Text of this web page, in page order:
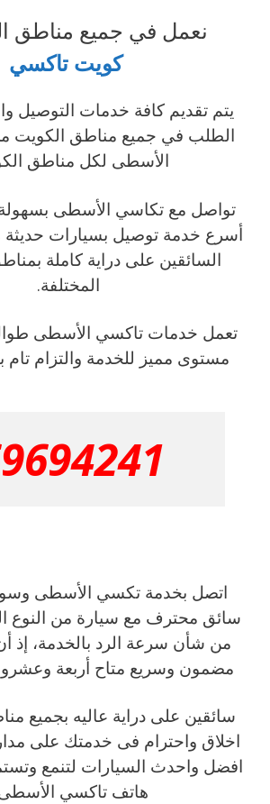
نعمل في جميع مناطق
كويت تاكسي
يتم تقديم كافة خدمات التوصيل
الطلب في جميع مناطق الكويت
الأسطى لكل مناطق
تواصل مع تكاسي الأسطى
أسرع خدمة توصيل بسيارات
السائقين على دراية كاملة
المختلفة.
تعمل خدمات تاكسي الأسطى طوال
مستوى مميز للخدمة والتزام تام
اتصل بخدمة تكسي الأسطى
سائق محترف مع سيارة من النوع
من شأن سرعة الرد بالخدمة، إذ
مضمون وسريع متاح أربعة
سائقين على دراية عاليه بجميع
اخلاق واحترام فى خدمتك على
افضل واحدث السيارات لتنمع
هاتف تاكسي